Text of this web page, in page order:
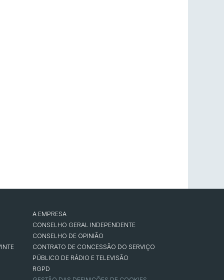
A EMPRESA
CONSELHO GERAL INDEPENDENTE
CONSELHO DE OPINIÃO
CONTRATO DE CONCESSÃO DO SERVIÇO
PÚBLICO DE RÁDIO E TELEVISÃO
RGPD